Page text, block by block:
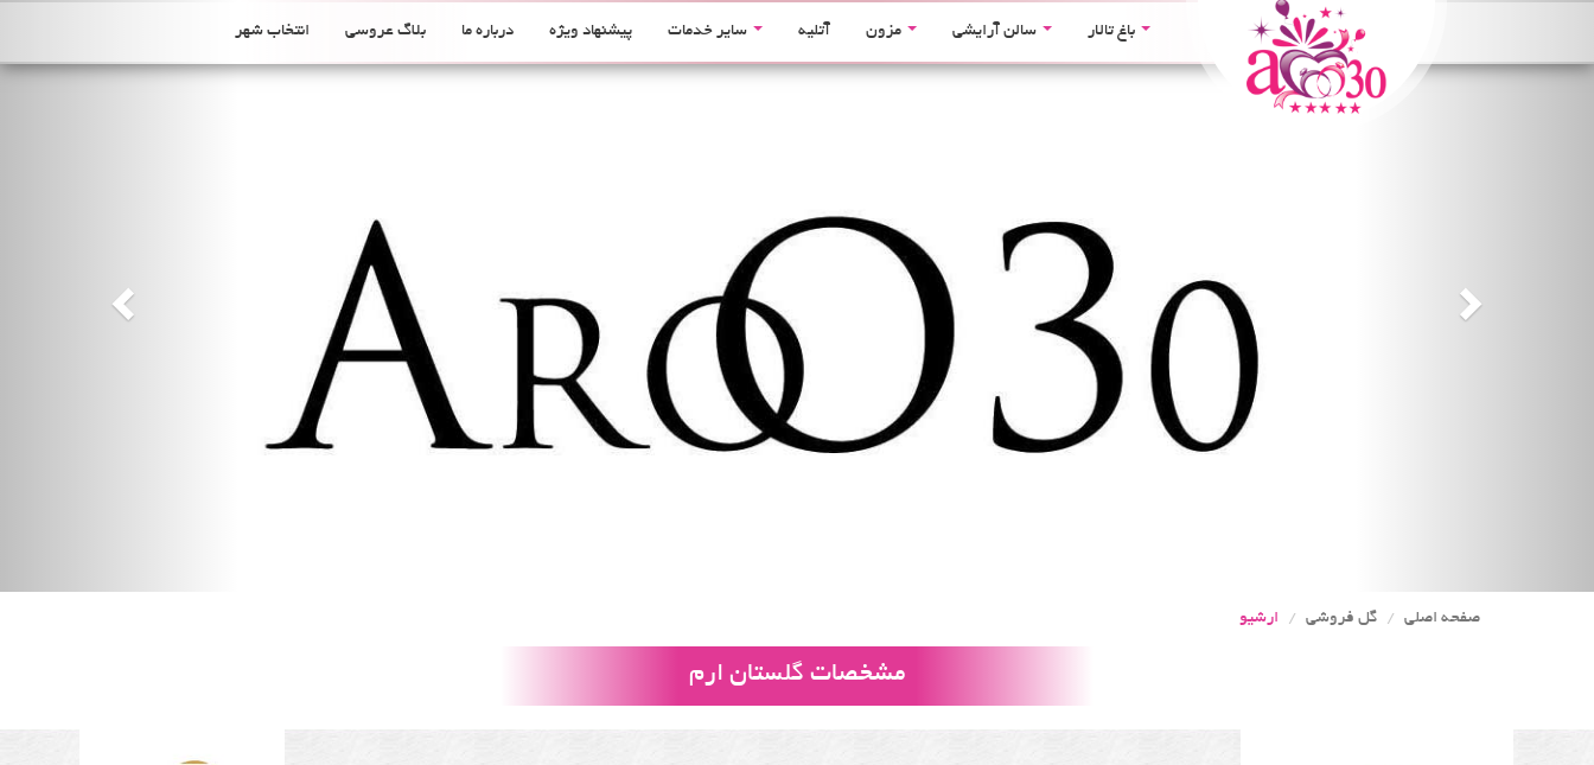
باغ تالار سالن آرایشی مزون آتلیه سایر خدمات پیشنهاد ویژه درباره ما بلاگ عروسی انتخاب شهر
صفحه اصلی گل فروشی ارشیو
مشخصات گلستان ارم